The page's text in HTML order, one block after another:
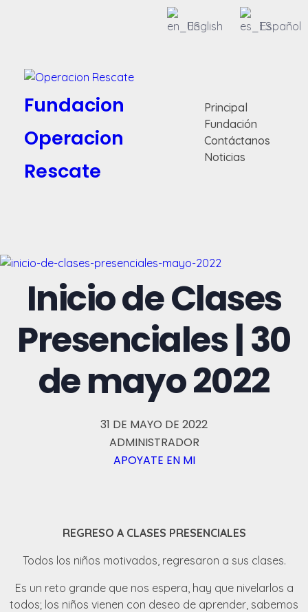
English Español
Fundacion
Operacion
Rescate
Principal
Fundación
Contáctanos
Noticias
Inicio de Clases
Presenciales | 30
de mayo 2022
31 DE MAYO DE 2022
ADMINISTRADOR
APOYATE EN MI
REGRESO A CLASES PRESENCIALES
Todos los niños motivados, regresaron a sus clases.
Es un reto grande que nos espera, hay que nivelarlos a
todos; los niños vienen con deseo de aprender, sabemos